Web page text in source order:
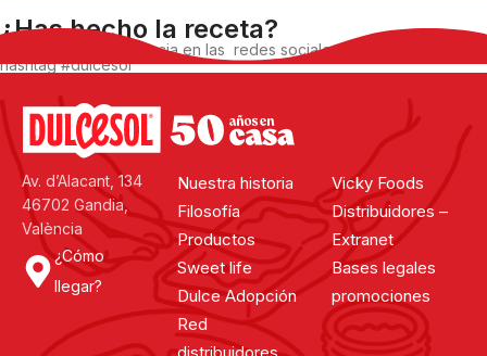
¿Has hecho la receta?
Comparte tu experiencia en las redes sociales, utilizando el
hashtag #dulcesol
@dulcesol
Av. d’Alacant, 134
46702 Gandia,
València
¿Cómo
llegar?
Nuestra historia
Filosofía
Productos
Sweet life
Dulce Adopción
Red
Vicky Foods
Distribuidores –
Extranet
Bases legales
promociones